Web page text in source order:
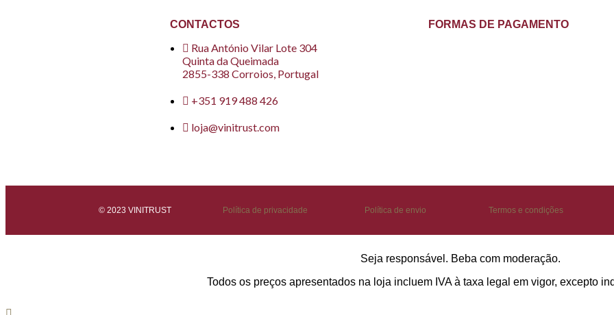
CONTACTOS
Rua António Vilar Lote 304
Quinta da Queimada
2855-338 Corroios, Portugal
+351 919 488 426
loja@vinitrust.com
FORMAS DE PAGAMENTO
© 2023 VINITRUST Política de privacidade Política de envio Termos e condições
Seja responsável. Beba com moderação.
Todos os preços apresentados na loja incluem IVA à taxa legal em vigor, excepto